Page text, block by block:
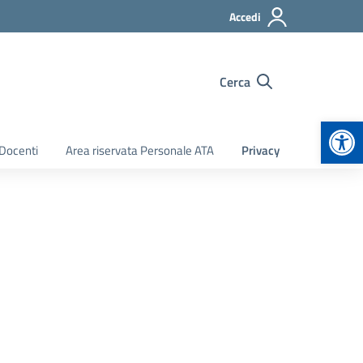
Accedi
Cerca
Area riservata Personale ATA Privacy